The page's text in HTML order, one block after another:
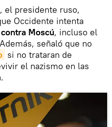
el presidente ruso,
Occidente intenta
Moscú, incluso el
señaló que no
si no trataran de
el nazismo en las